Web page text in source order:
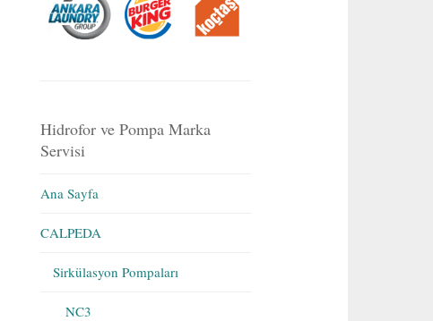
Hidrofor ve Pompa Marka
Servisi
Ana Sayfa
CALPEDA
Sirkülasyon Pompaları
NC3